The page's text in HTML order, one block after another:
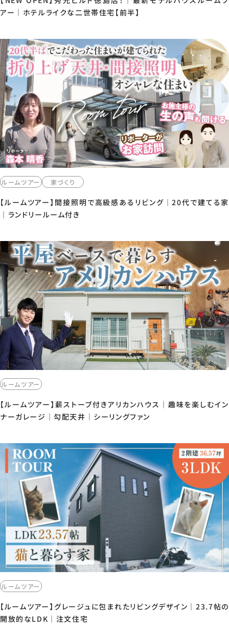
アー｜ホテルライクな二世帯住宅【前半】
ルームツアー 家づくり
【ルームツアー】間接照明で高級感あるリビング｜20代で建てる家
｜ランドリールーム付き
ルームツアー
【ルームツアー】薪ストーブ付きアリカンハウス｜趣味を楽しむイン
ナーガレージ｜勾配天井｜シーリングファン
ルームツアー
【ルームツアー】グレージュに包まれたリビングデザイン｜23.7帖の
開放的なLDK｜注文住宅